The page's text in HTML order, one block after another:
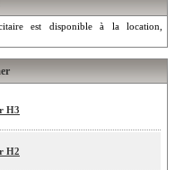
est disponible à la location,
H3
H2